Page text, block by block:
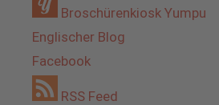
Broschürenkiosk Yumpu
Englischer Blog
Facebook
RSS Feed